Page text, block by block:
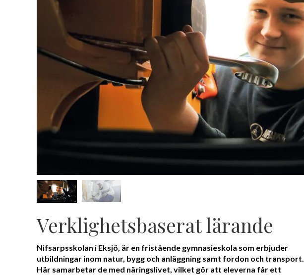
Verklighetsbaserat lärande
Nifsarpsskolan i Eksjö, är en fristående gymnasieskola som erbjuder
utbildningar inom natur, bygg och anläggning samt fordon och transport.
Här samarbetar de med näringslivet, vilket gör att eleverna får ett